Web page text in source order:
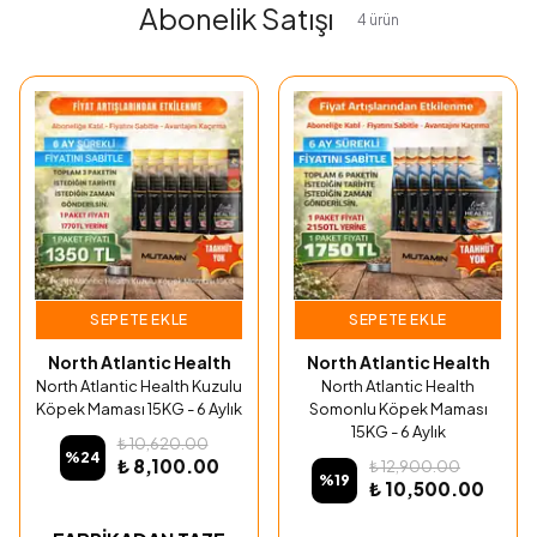
Abonelik Satışı 4 ürün
SEPETE EKLE
North Atlantic Health
North Atlantic Health Kuzulu
Köpek Maması 15KG - 6 Aylık
%24
₺ 10,620.00
₺ 8,100.00
SEPETE EKLE
North Atlantic Health
North Atlantic Health
Somonlu Köpek Maması
15KG - 6 Aylık
%19
₺ 12,900.00
₺ 10,500.00